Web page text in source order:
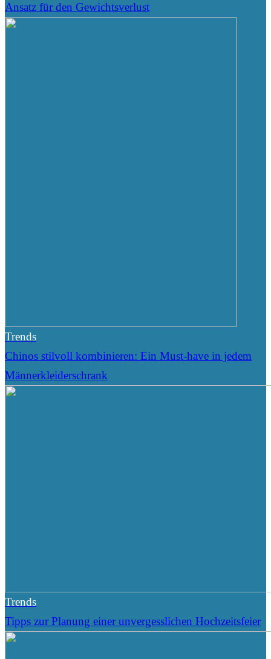
Ansatz für den Gewichtsverlust
Trends
Chinos stilvoll kombinieren: Ein Must-have in jedem
Männerkleiderschrank
Trends
Tipps zur Planung einer unvergesslichen Hochzeitsfeier